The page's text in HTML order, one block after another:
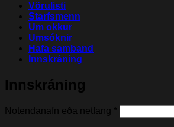
Vörulisti
Starfsmenn
Um okkur
Umsóknir
Hafa samband
Innskráning
Innskráning
Notendanafn eða netfang *